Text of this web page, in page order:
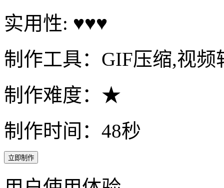
实用性: ♥♥♥
制作工具：GIF压缩,视频
制作难度：★
制作时间：48秒
立即制作